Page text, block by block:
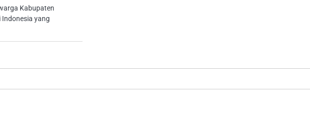
Kabupaten
yang